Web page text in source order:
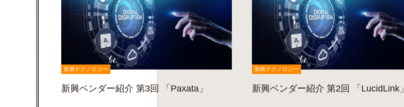
新興テクノロジー
新興ベンダー紹介 第3回 「Paxata」
新興テクノロジー
新興ベンダー紹介 第2回 「LucidLink」